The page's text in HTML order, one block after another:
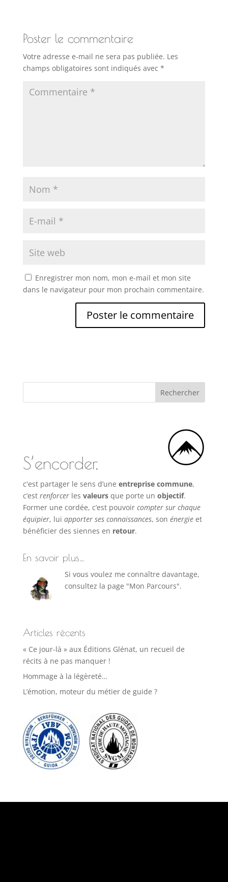
Poster le commentaire
Votre adresse e-mail ne sera pas publiée. Les
champs obligatoires sont indiqués avec *
Enregistrer mon nom, mon e-mail et mon site
dans le navigateur pour mon prochain commentaire.
S’encorder,
c'est partager le sens d’une entreprise commune,
c’est renforcerles valeursque porte un objectif.
Former une cordée, c’est pouvoircompter sur chaque
équipier, lui apporter ses connaissances, son énergieet
bénéficier des siennes en retour.
En savoir plus…
Si vous voulez me connaître davantage,
consultez la page "Mon Parcours".
Articles récents
« Ce jour-là » aux Éditions Glénat, un recueil de
récits à ne pas manquer !
Hommage à la légèreté…
L’émotion, moteur du métier de guide ?